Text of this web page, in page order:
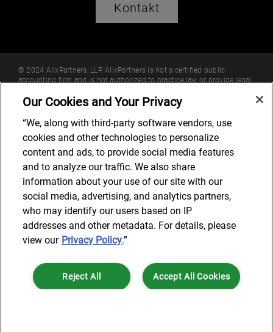
Kontakt
© 2024 AlixPartners, LLP. AlixPartners is not a certified public
accounting firm and is not authorized to practice law or provide legal
Street Square London, EC4A 3BF United Kingdom | Registration
Our Cookies and Your Privacy
“We, along with third-party software vendors, use
cookies and other technologies to personalize
content and ads, to provide social media features
and to analyze our traffic. We also share
information about your use of our site with our
social media, advertising, and analytics partners,
who may identify our users based on IP
addresses and other metadata. For details, please
view our Privacy Policy.”
Accept All Cookies
Reject All